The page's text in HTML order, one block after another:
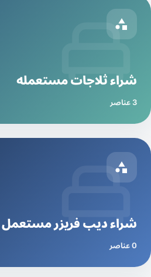
شراء ثلاجات مستعمله
3 عناصر
شراء ديب فريزر مستعمل
0 عناصر